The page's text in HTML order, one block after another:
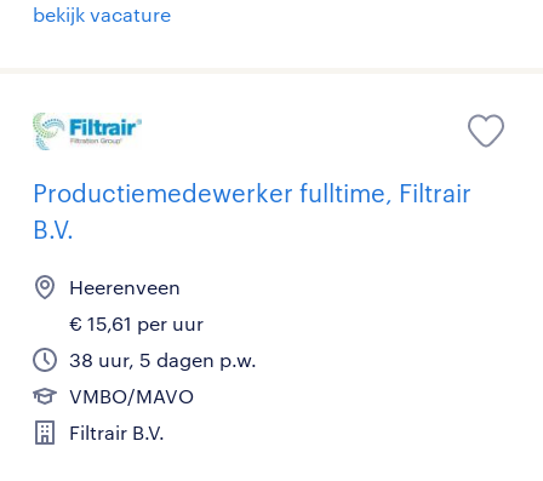
bekijk vacature
Productiemedewerker fulltime, Filtrair
B.V.
Heerenveen
€ 15,61 per uur
38 uur, 5 dagen p.w.
VMBO/MAVO
Filtrair B.V.